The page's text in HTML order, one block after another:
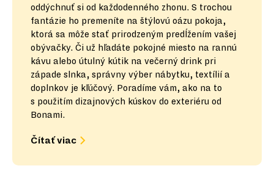
oddýchnuť si od každodenného zhonu. S trochou
fantázie ho premeníte na štýlovú oázu pokoja,
ktorá sa môže stať prirodzeným predĺžením vašej
obývačky. Či už hľadáte pokojné miesto na rannú
kávu alebo útulný kútik na večerný drink pri
západe slnka, správny výber nábytku, textílií a
doplnkov je kľúčový. Poradíme vám, ako na to
s použitím dizajnových kúskov do exteriéru od
Bonami.
Čítať viac